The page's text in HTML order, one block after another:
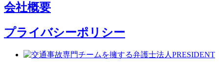
会社概要
プライバシーポリシー